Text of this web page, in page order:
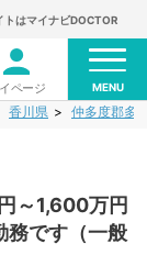
はマイナビDOCTOR
ページ MENU
香川県 仲多度郡多
～1,600万円
です（一般